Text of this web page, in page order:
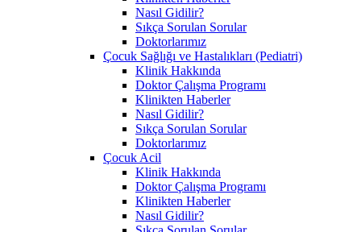
Nasıl Gidilir?
Sıkça Sorulan Sorular
Doktorlarımız
Çocuk Sağlığı ve Hastalıkları (Pediatri)
Klinik Hakkında
Doktor Çalışma Programı
Klinikten Haberler
Nasıl Gidilir?
Sıkça Sorulan Sorular
Doktorlarımız
Çocuk Acil
Klinik Hakkında
Doktor Çalışma Programı
Klinikten Haberler
Nasıl Gidilir?